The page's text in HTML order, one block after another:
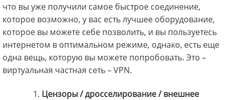
что вы уже получили самое быстрое соединение,
которое возможно, у вас есть лучшее оборудование,
которое вы можете себе позволить, и вы пользуетесь
интернетом в оптимальном режиме, однако, есть еще
одна вещь, которую вы можете попробовать. Это –
виртуальная частная сеть – VPN.
Цензоры / дросселирование / внешнее